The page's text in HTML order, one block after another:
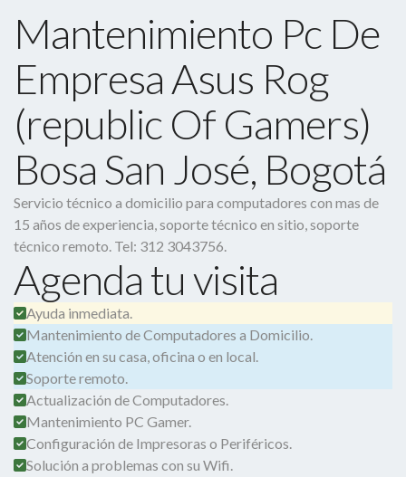
Mantenimiento Pc De
Empresa Asus Rog
(republic Of Gamers)
Bosa San José, Bogotá
Servicio técnico a domicilio para computadores con mas de
15 años de experiencia, soporte técnico en sitio, soporte
técnico remoto. Tel: 312 3043756.
Agenda tu visita
Ayuda inmediata.
Mantenimiento de Computadores a Domicilio.
Atención en su casa, oficina o en local.
Soporte remoto.
Actualización de Computadores.
Mantenimiento PC Gamer.
Configuración de Impresoras o Periféricos.
Solución a problemas con su Wifi.